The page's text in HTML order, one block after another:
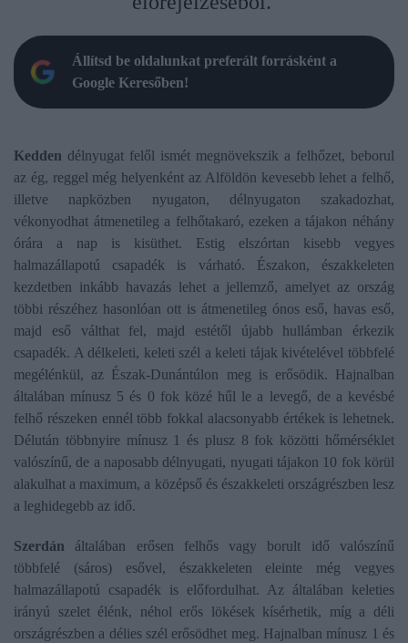
Állítsd be oldalunkat preferált forrásként a
Google Keresőben!
Kedden délnyugat felől ismét megnövekszik a felhőzet, beborul
az ég, reggel még helyenként az Alföldön kevesebb lehet a felhő,
illetve napközben nyugaton, délnyugaton szakadozhat,
vékonyodhat átmenetileg a felhőtakaró, ezeken a tájakon néhány
órára a nap is kisüthet. Estig elszórtan kisebb vegyes
halmazállapotú csapadék is várható. Északon, északkeleten
kezdetben inkább havazás lehet a jellemző, amelyet az ország
többi részéhez hasonlóan ott is átmenetileg ónos eső, havas eső,
majd eső válthat fel, majd estétől újabb hullámban érkezik
csapadék. A délkeleti, keleti szél a keleti tájak kivételével többfelé
megélénkül, az Észak-Dunántúlon meg is erősödik. Hajnalban
általában mínusz 5 és 0 fok közé hűl le a levegő, de a kevésbé
felhő részeken ennél több fokkal alacsonyabb értékek is lehetnek.
Délután többnyire mínusz 1 és plusz 8 fok közötti hőmérséklet
valószínű, de a naposabb délnyugati, nyugati tájakon 10 fok körül
alakulhat a maximum, a középső és északkeleti országrészben lesz
a leghidegebb az idő.
Szerdán általában erősen felhős vagy borult idő valószínű
többfelé (sáros) esővel, északkeleten eleinte még vegyes
halmazállapotú csapadék is előfordulhat. Az általában keleties
irányú szelet élénk, néhol erős lökések kísérhetik, míg a déli
országrészben a délies szél erősödhet meg. Hajnalban mínusz 1 és